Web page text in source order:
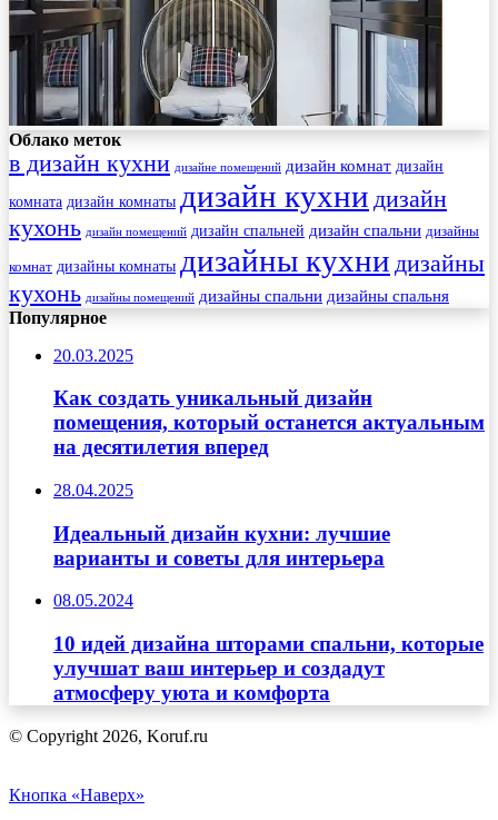
Облако меток
в дизайн кухни дизайне помещений дизайн комнат дизайн
комната дизайн комнаты дизайн кухни дизайн
кухонь дизайн помещений дизайн спальней дизайн спальни дизайны
комнат дизайны комнаты дизайны кухни дизайны
кухонь дизайны помещений дизайны спальни дизайны спальня
Популярное
20.03.2025
Как создать уникальный дизайн
помещения, который останется актуальным
на десятилетия вперед
28.04.2025
Идеальный дизайн кухни: лучшие
варианты и советы для интерьера
08.05.2024
10 идей дизайна шторами спальни, которые
улучшат ваш интерьер и создадут
атмосферу уюта и комфорта
© Copyright 2026, Koruf.ru
Кнопка «Наверх»